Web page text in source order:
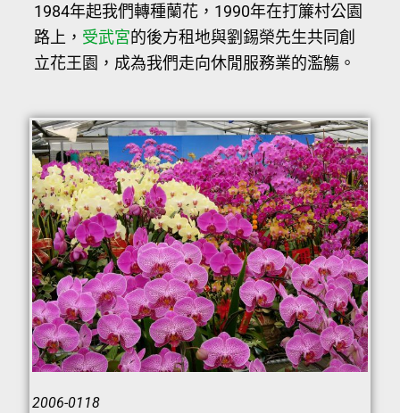
1984年起我們轉種蘭花，1990年在打簾村公園
路上， 受武宮的後方租地與劉錫榮先生共同創
立花王園，成為我們走向休閒服務業的濫觴。
2006-0118